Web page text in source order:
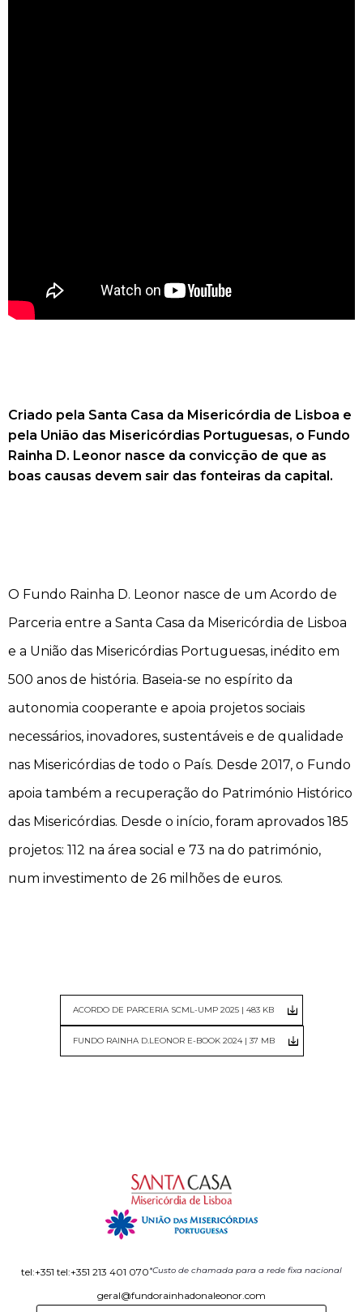
Criado pela Santa Casa da Misericórdia de Lisboa e
pela União das Misericórdias Portuguesas, o Fundo
Rainha D. Leonor nasce da convicção de que as
boas causas devem sair das fonteiras da capital.
O Fundo Rainha D. Leonor nasce de um Acordo de
Parceria entre a Santa Casa da Misericórdia de Lisboa
e a União das Misericórdias Portuguesas, inédito em
500 anos de história. Baseia-se no espírito da
autonomia cooperante e apoia projetos sociais
necessários, inovadores, sustentáveis e de qualidade
nas Misericórdias de todo o País. Desde 2017, o Fundo
apoia também a recuperação do Património Histórico
das Misericórdias. Desde o início, foram aprovados 185
projetos: 112 na área social e 73 na do património,
num investimento de 26 milhões de euros.
ACORDO DE PARCERIA SCML-UMP 2025 | 483 KB
FUNDO RAINHA D.LEONOR E-BOOK 2024 | 37 MB
tel:+351 tel:+351 213 401 070*Custo de chamada para a rede fixa nacional
geral@fundorainhadonaleonor.com